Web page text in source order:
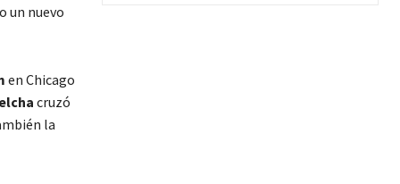
un nuevo
en Chicago
cruzó
la